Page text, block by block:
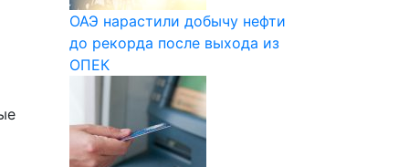
ОАЭ нарастили добычу нефти
до рекорда после выхода из
ОПЕК